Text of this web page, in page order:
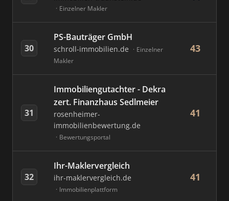
Einzelner Makler
30
PS-Bauträger GmbH
schroll-immobilien.de
Einzelner
Makler
43
31
Immobiliengutachter - Dekra
zert. Finanzhaus Sedlmeier
rosenheimer-
immobilienbewertung.de
Bewertungsportal
41
32
Ihr-Maklervergleich
ihr-maklervergleich.de
Immobilienplattform
41